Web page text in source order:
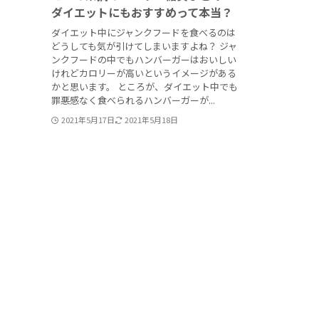
ダイエットにもおすすめって本当？
ダイエット中にジャンクフードを食べるのは
どうしても気が引けてしまいますよね？ ジャ
ンクフードの中でもハンバーガーはおいしい
けれどカロリーが高いというイメージがある
かと思います。 ところが、ダイエット中でも
罪悪感なく食べられるハンバーガーが...
2021年5月17日 2021年5月18日